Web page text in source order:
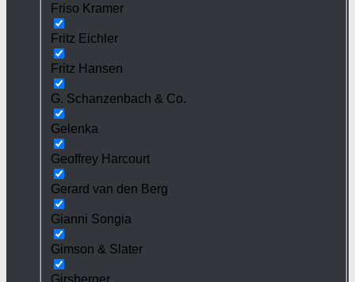
Friso Kramer
Fritz Eichler
Fritz Hansen
G. Schanzenbach & Co.
Gelenka
Geoffrey Harcourt
Gerard van den Berg
Gianni Songia
Gimson & Slater
Girsberger